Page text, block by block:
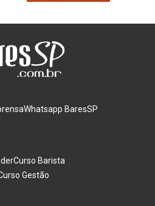
Whatsapp BaresSP
Curso Barista
Gestão